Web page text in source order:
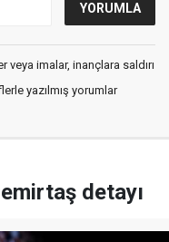
imalar, inançlara saldırı
yazılmış yorumlar
detayı